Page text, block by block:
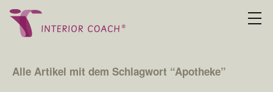
Alle Artikel mit dem Schlagwort “Apotheke”